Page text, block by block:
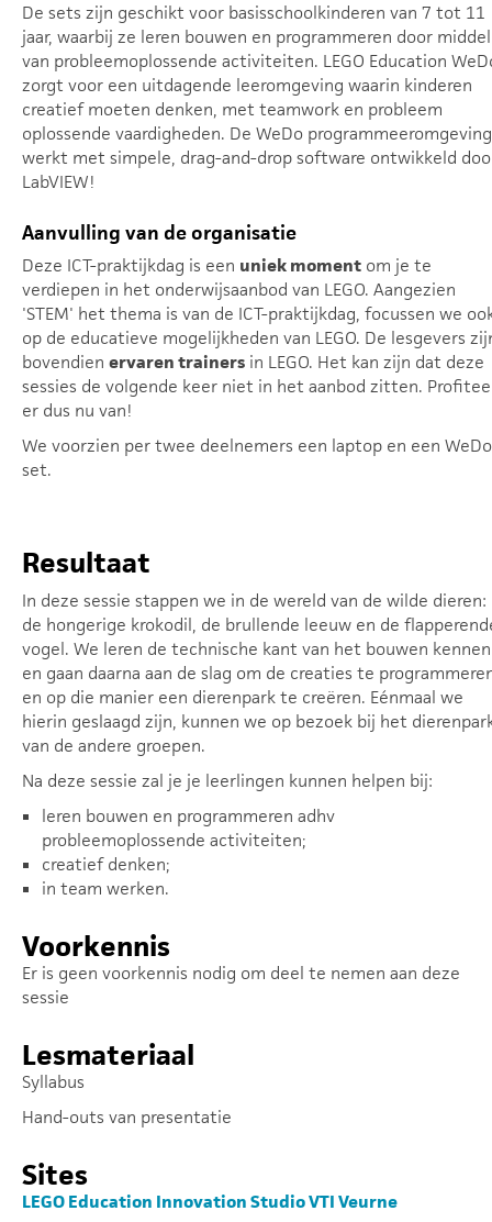
De sets zijn geschikt voor basisschoolkinderen van 7 tot 11
jaar, waarbij ze leren bouwen en programmeren door middel
van probleemoplossende activiteiten. LEGO Education
zorgt voor een uitdagende leeromgeving waarin kinderen
creatief moeten denken, met teamwork en probleem
oplossende vaardigheden. De WeDo programmeeromgeving
werkt met simpele, drag-and-drop software ontwikkeld
LabVIEW!
Aanvulling van de organisatie
Deze ICT-praktijkdag is een uniek moment om je te
verdiepen in het onderwijsaanbod van LEGO. Aangezien
'STEM' het thema is van de ICT-praktijkdag, focussen we
op de educatieve mogelijkheden van LEGO. De lesgevers
bovendien ervaren trainers in LEGO. Het kan zijn dat deze
sessies de volgende keer niet in het aanbod zitten.
er dus nu van!
We voorzien per twee deelnemers een laptop en een
set.
Resultaat
In deze sessie stappen we in de wereld van de wilde dieren:
de hongerige krokodil, de brullende leeuw en de
vogel. We leren de technische kant van het bouwen kennen
en gaan daarna aan de slag om de creaties te
en op die manier een dierenpark te creëren. Eénmaal we
hierin geslaagd zijn, kunnen we op bezoek bij het
van de andere groepen.
Na deze sessie zal je je leerlingen kunnen helpen bij:
leren bouwen en programmeren adhv
probleemoplossende activiteiten;
creatief denken;
in team werken.
Voorkennis
Er is geen voorkennis nodig om deel te nemen aan deze
sessie
Lesmateriaal
Syllabus
Hand-outs van presentatie
Sites
LEGO Education Innovation Studio VTI Veurne